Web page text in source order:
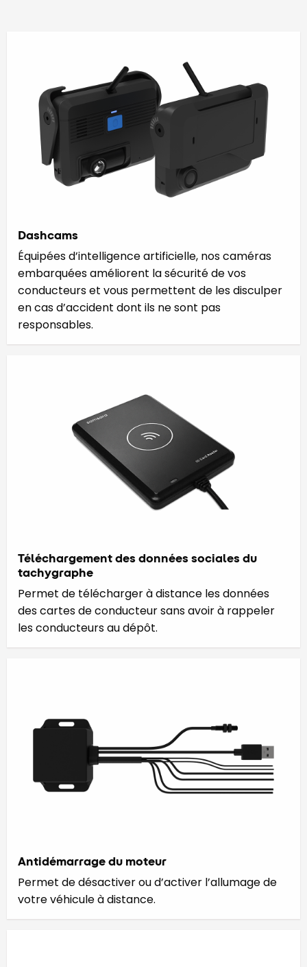
Dashcams
Équipées d’intelligence artificielle, nos caméras
embarquées améliorent la sécurité de vos
conducteurs et vous permettent de les disculper
en cas d’accident dont ils ne sont pas
responsables.
Téléchargement des données sociales du
tachygraphe
Permet de télécharger à distance les données
des cartes de conducteur sans avoir à rappeler
les conducteurs au dépôt.
Antidémarrage du moteur
Permet de désactiver ou d’activer l’allumage de
votre véhicule à distance.